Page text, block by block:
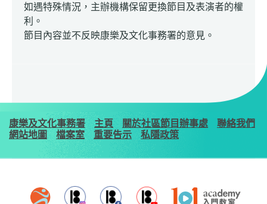
如遇特殊情況，主辦機構保留更換節目及表演者的權
利。
節目內容並不反映康樂及文化事務署的意見。
康樂及文化事務署 主頁 關於社區節目辦事處
聯絡我們
網站地圖
檔案室 重要告示 私隱政策